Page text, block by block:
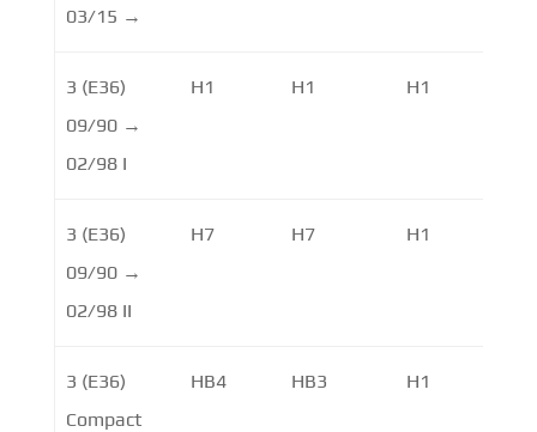
03/15 →
3 (E36)
09/90 →
02/98 I
H1 H1 H1
3 (E36)
09/90 →
02/98 II
H7 H7 H1
3 (E36)
Compact
HB4 HB3 H1